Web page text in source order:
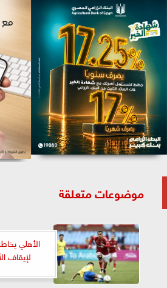
موضوعات متعلقة
الأهلي
لإيقاف